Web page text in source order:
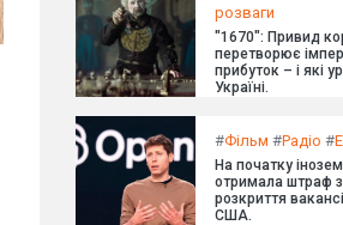
розваги
"1670": Привид
перетворює
прибуток – і які
Україні.
#Фільм #Радіо #
На початку
отримала штраф
розкриття
США.